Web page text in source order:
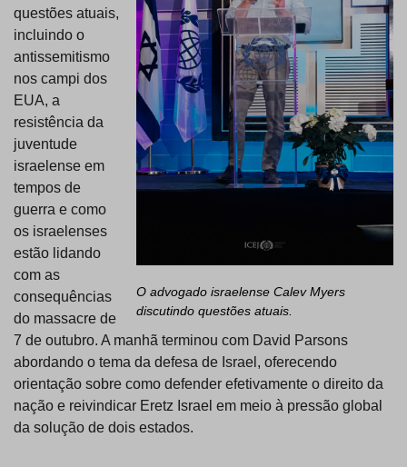
O advogado israelense Calev Myers
discutindo questões atuais.
questões atuais,
incluindo o
antissemitismo
nos campi dos
EUA, a
resistência da
juventude
israelense em
tempos de
guerra e como
os israelenses
estão lidando
com as
consequências
do massacre de
7 de outubro. A manhã terminou com David Parsons
abordando o tema da defesa de Israel, oferecendo
orientação sobre como defender efetivamente o direito da
nação e reivindicar Eretz Israel em meio à pressão global
da solução de dois estados.